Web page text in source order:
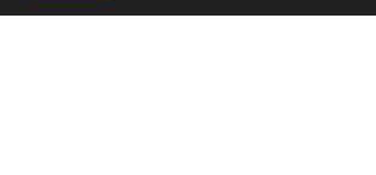
navigazione
contenuto